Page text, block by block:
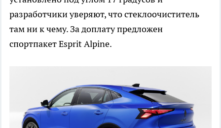
разработчики уверяют, что стеклоочиститель
там ни к чему. За доплату предложен
спортпакет Esprit Alpine.